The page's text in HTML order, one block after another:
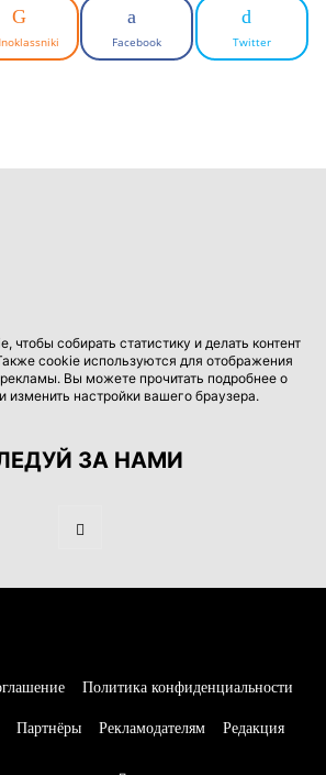
Facebook Twitter
собирать статистику и делать контент
cookie используются для отображения
Вы можете прочитать подробнее о
и изменить настройки вашего браузера.
ЗА НАМИ
Политика конфиденциальности
Партнёры Рекламодателям Редакция